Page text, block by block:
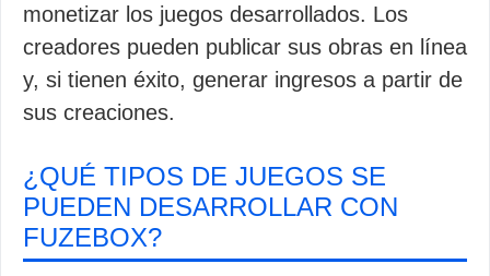
monetizar los juegos desarrollados. Los
creadores pueden publicar sus obras en línea
y, si tienen éxito, generar ingresos a partir de
sus creaciones.
¿QUÉ TIPOS DE JUEGOS SE
PUEDEN DESARROLLAR CON
FUZEBOX?